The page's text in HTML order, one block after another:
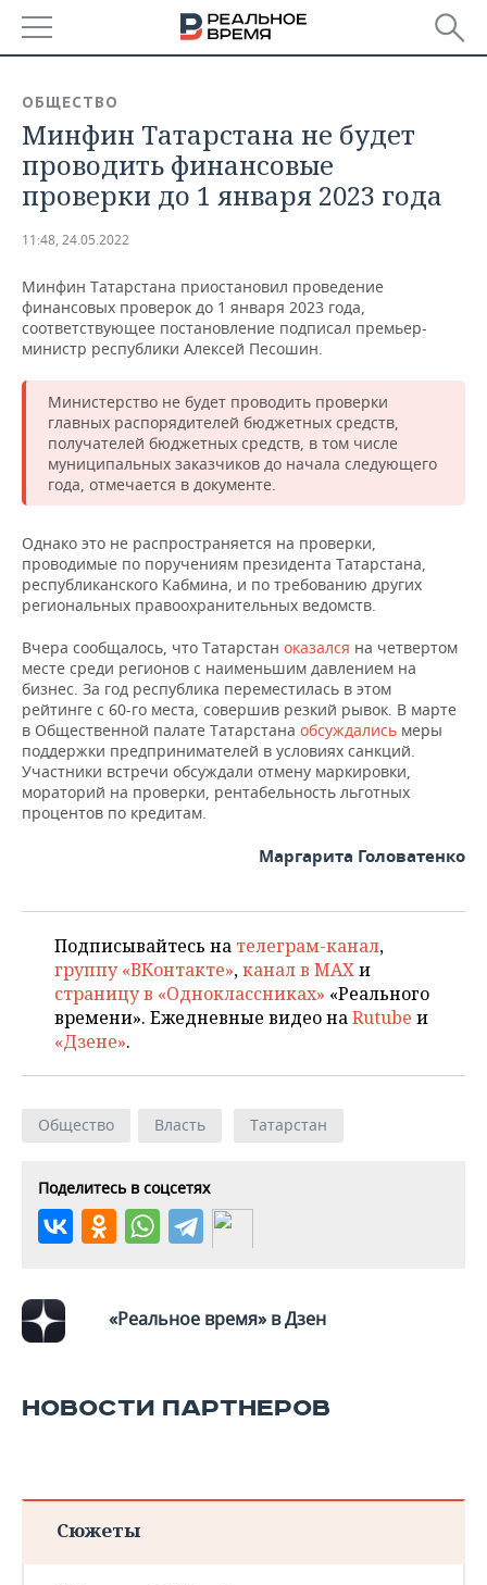
БАШКОРТОСТАН
ТАТАРСТАН
НОВОСТИ
АНАЛИТИКА
ДЕКЛАРАЦИИ О ДОХОДАХ
КОРОЛИ ГОСЗАКАЗА ПФО
ВУЗЫ ТАТАРСТАНА
КОМУ ПРИНАДЛЕЖАТ
ТОРГОВЫЕ ЦЕНТРЫ
ТАТАРСТАНА
НОВОСТИ ЭКОНОМИКИ
ФИНАНСЫ
БАНКИ
БЮДЖЕТ
ИНВЕСТИЦИИ
ПРОМЫШЛЕННОСТЬ
НОВОСТИ
ПРОМЫШЛЕННОСТИ
АГРОПРОМ
МАШИНОСТРОЕНИЕ
НЕФТЕХИМИЯ
НЕФТЬ
ОПК
ЭНЕРГЕТИКА
НЕДВИЖИМОСТЬ
НОВОСТИ НЕДВИЖИМОСТИ
АВТО
НОВОСТИ АВТО
БИЗНЕС
НОВОСТИ БИЗНЕСА
ТРАНСПОРТ
ТЕХНОЛОГИИ
IT
ТЕЛЕКОММУНИКАЦИИ
НОВОСТИ МЕРОПРИЯТИЙ
БИЗНЕС-БРАНЧИ
ONLINE-КОНФЕРЕНЦИИ
ОТКРЫТАЯ ЛЕКЦИЯ
СПОРТ
ФУТБОЛ
ХОККЕЙ
БАСКЕТБОЛ
ВОЛЕЙБОЛ
ВОДНЫЕ ВИДЫ СПОРТА
ХОККЕЙ С МЯЧОМ
НОВОСТИ ОБЩЕСТВА
ВЛАСТЬ
ИНФРАСТРУКТУРА
ИСТОРИЯ
ОБРАЗОВАНИЕ
ПРОИСШЕСТВИЯ
ФОТОГАЛЕРЕЯ
СЮЖЕТЫ
СПРАВОЧНИК
СПИСОК ПЕРСОН
ПОЛНАЯ ВЕРСИЯ
ОБЩЕСТВО
Минфин Татарстана не будет
проводить финансовые
проверки до 1 января 2023 года
11:48, 24.05.2022
Минфин Татарстана приостановил проведение
финансовых проверок до 1 января 2023 года,
соответствующее постановление подписал премьер-
министр республики Алексей Песошин.
Министерство не будет проводить проверки
главных распорядителей бюджетных средств,
получателей бюджетных средств, в том числе
муниципальных заказчиков до начала следующего
года, отмечается в документе.
Однако это не распространяется на проверки,
проводимые по поручениям президента Татарстана,
республиканского Кабмина, и по требованию других
региональных правоохранительных ведомств.
Вчера сообщалось, что Татарстан оказался на четвертом
месте среди регионов с наименьшим давлением на
бизнес. За год республика переместилась в этом
рейтинге с 60-го места, совершив резкий рывок. В марте
в Общественной палате Татарстана обсуждались меры
поддержки предпринимателей в условиях санкций.
Участники встречи обсуждали отмену маркировки,
мораторий на проверки, рентабельность льготных
процентов по кредитам.
Маргарита Головатенко
Подписывайтесь на телеграм-канал,
группу «ВКонтакте»,канал в MAXи
страницу в «Одноклассниках» «Реального
времени». Ежедневные видео наRutube и
«Дзене».
Общество Власть Татарстан
Поделитесь в соцсетях
«Реальное время» в Дзен
НОВОСТИ ПАРТНЕРОВ
Сюжеты